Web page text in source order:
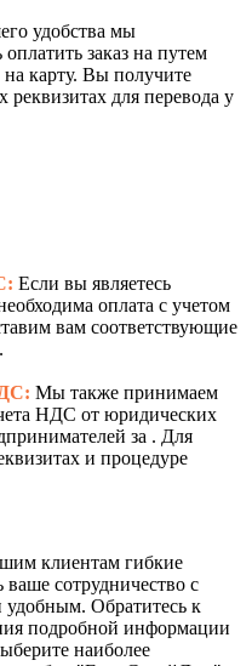
удобства мы
заказ на путем
карту. Вы получите
для перевода у
Если вы являетесь
оплата с учетом
вам соответствующие
Мы также принимаем
НДС от юридических
за . Для
и процедуре
клиентам гибкие
ваше сотрудничество с
Обратитесь к
подробной информации
наиболее